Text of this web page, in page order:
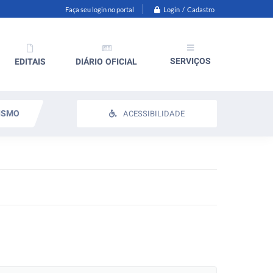
Faça seu login no portal Login / Cadastro
EDITAIS DIÁRIO OFICIAL SERVIÇOS
ACESSIBILIDADE